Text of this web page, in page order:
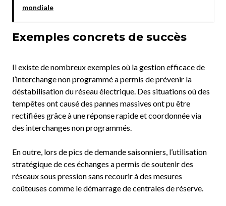
mondiale
Exemples concrets de succès
Il existe de nombreux exemples où la gestion efficace de
l’interchange non programmé a permis de prévenir la
déstabilisation du réseau électrique. Des situations où des
tempêtes ont causé des pannes massives ont pu être
rectifiées grâce à une réponse rapide et coordonnée via
des interchanges non programmés.
En outre, lors de pics de demande saisonniers, l’utilisation
stratégique de ces échanges a permis de soutenir des
réseaux sous pression sans recourir à des mesures
coûteuses comme le démarrage de centrales de réserve.